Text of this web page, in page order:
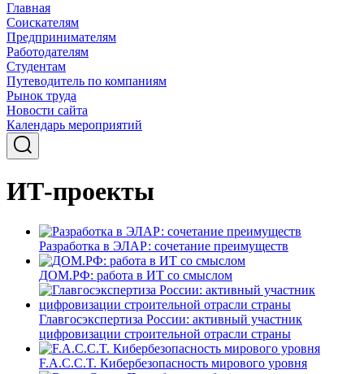
Главная
Соискателям
Предпринимателям
Работодателям
Студентам
Путеводитель по компаниям
Рынок труда
Новости сайта
Календарь мероприятий
ИТ-проекты
Разработка в ЭЛАР: сочетание преимуществ
ДОМ.РФ: работа в ИТ со смыслом
Главгосэкспертиза России: активный участник
цифровизации строительной отрасли страны
F.A.C.C.T. Кибербезопасность мирового уровня